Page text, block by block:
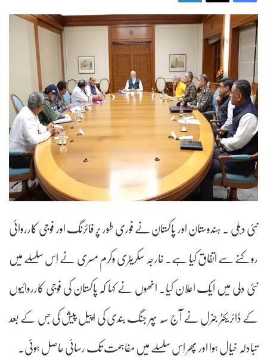
نئی دہلی ۔ ہندوستان اور پاکستان نے فوری طور پر فائرنگ اور فوجی کارروائی
روکنے سے اتفاق کیا ہے۔ خارجہ سکریٹری وکرم مسری نے اِس سلسلے میں
نئی دلّی میں ایک اعلان کیا۔ انھوں نے کہا کہ پاکستان کی فوجی کارروائیوں
کے ڈائریکٹر جنرل نے آج سہ پہر جنگ بندی کی اپیل پیش کی جس کے بعد
تبادلہ خیال ہوا اور پھر اِس سلسلے میں مفاہمت تک رسائی حاصل ہوئی۔